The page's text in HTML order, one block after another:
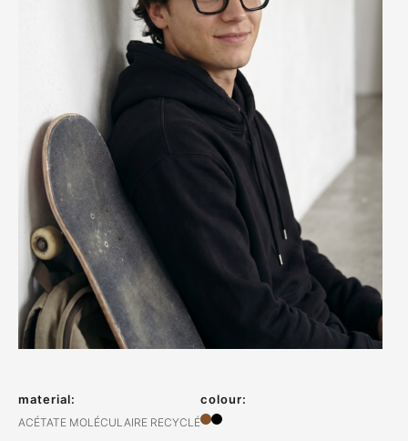
material:
ACÉTATE MOLÉCULAIRE RECYCLÉ
colour: